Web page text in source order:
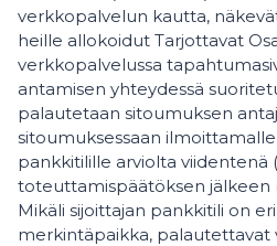
verkkopalvelun kautta,
heille allokoidut Tarjottavat
verkkopalvelussa
antamisen yhteydessä
palautetaan sitoumuksen
sitoumuksessaan
pankkitilille arviolta viidentenä
toteuttamispäätöksen jälkeen
Mikäli sijoittajan pankkitili on
merkintäpaikka, palautettavat